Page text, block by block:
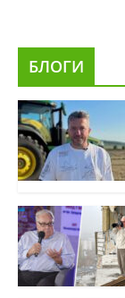
БЛОГИ